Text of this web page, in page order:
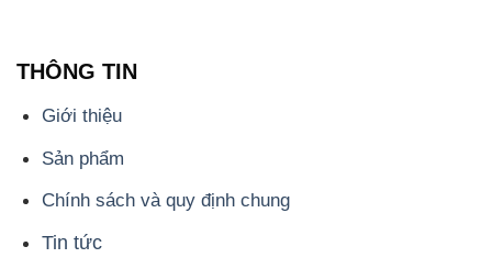
THÔNG TIN
Giới thiệu
Sản phẩm
Chính sách và quy định chung
Tin tức